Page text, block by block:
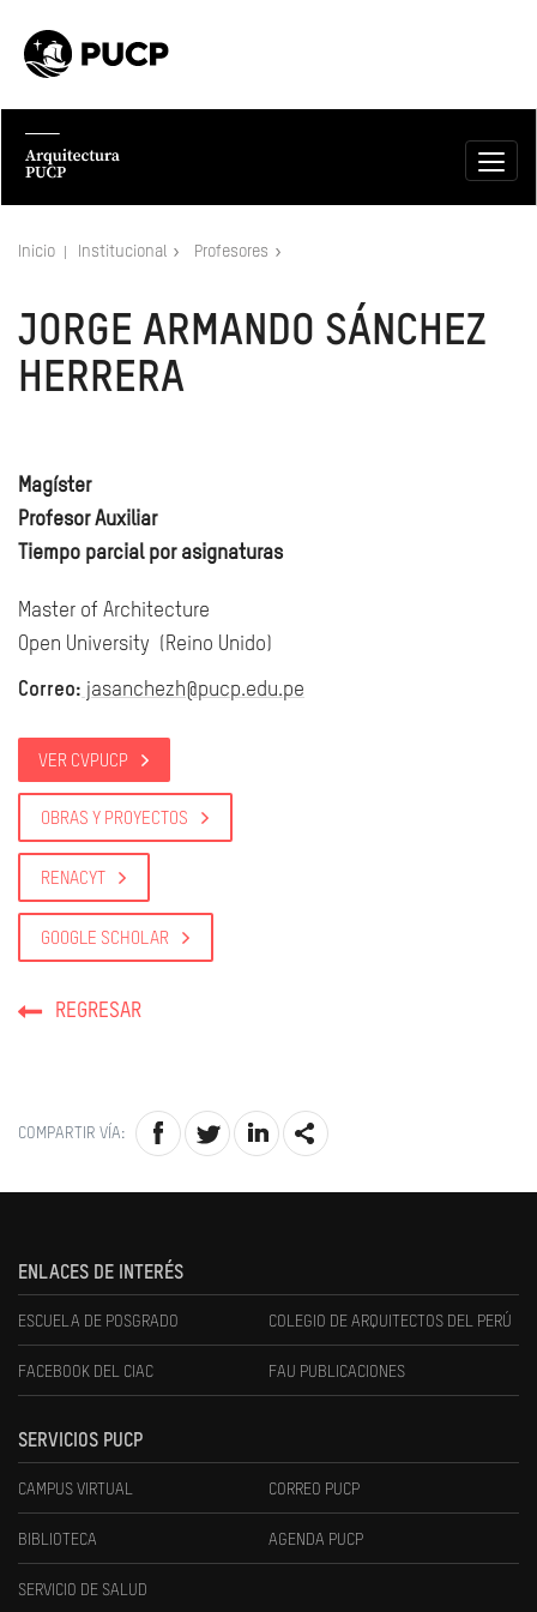
Inicio Institucional Profesores
JORGE ARMANDO SÁNCHEZ
HERRERA
Magíster
Profesor Auxiliar
Tiempo parcial por asignaturas
Master of Architecture
Open University (Reino Unido)
Correo: jasanchezh@pucp.edu.pe
VER CVPUCP
OBRAS Y PROYECTOS
RENACYT
GOOGLE SCHOLAR
REGRESAR
COMPARTIR VÍA:
ENLACES DE INTERÉS
ESCUELA DE POSGRADO COLEGIO DE ARQUITECTOS DEL PERÚ
FACEBOOK DEL CIAC FAU PUBLICACIONES
SERVICIOS PUCP
CAMPUS VIRTUAL CORREO PUCP
BIBLIOTECA AGENDA PUCP
SERVICIO DE SALUD